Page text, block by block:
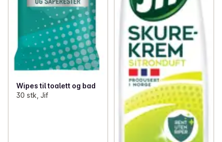
Wipes til toalett og bad
30 stk, Jif